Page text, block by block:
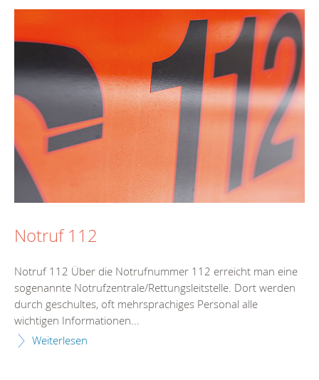
Notruf 112
Notruf 112 Über die Notrufnummer 112 erreicht man eine
sogenannte Notrufzentrale/Rettungsleitstelle. Dort werden
durch geschultes, oft mehrsprachiges Personal alle
wichtigen Informationen...
Weiterlesen